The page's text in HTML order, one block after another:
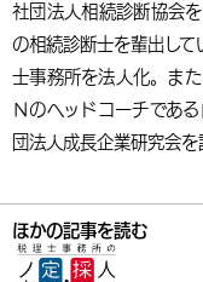
社団法人相続診断協会
の相続診断士を輩出し
士事務所を法人化。ま
Ｎのヘッドコーチであ
団法人成長企業研究会を
ほかの記事を読む